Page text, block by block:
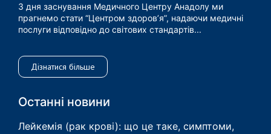
З дня заснування Медичного Центру Анадолу ми
прагнемо стати “Центром здоров’я”, надаючи медичні
послуги відповідно до світових стандартів...
Дізнатися більше
Останні новини
Лейкемія (рак крові): що це таке, симптоми,